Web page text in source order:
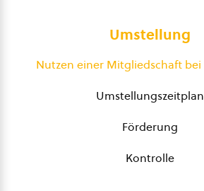
Umstellung
Nutzen einer Mitgliedschaft bei
Umstellungszeitplan
Förderung
Kontrolle